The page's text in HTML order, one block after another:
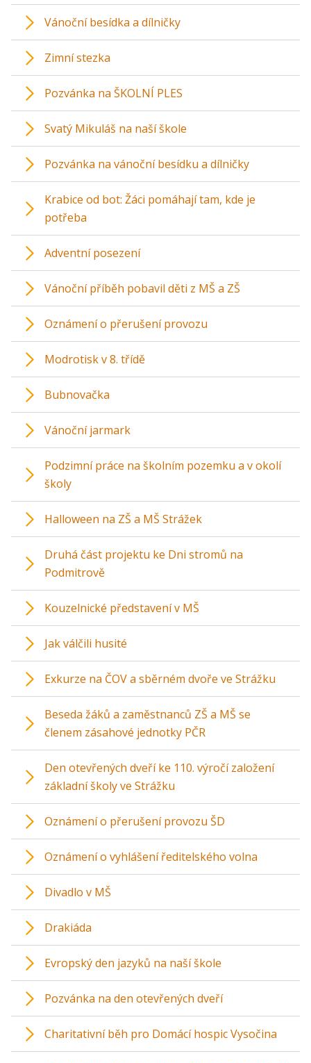
Vánoční besídka a dílničky
Zimní stezka
Pozvánka na ŠKOLNÍ PLES
Svatý Mikuláš na naší škole
Pozvánka na vánoční besídku a dílničky
Krabice od bot: Žáci pomáhají tam, kde je
potřeba
Adventní posezení
Vánoční příběh pobavil děti z MŠ a ZŠ
Oznámení o přerušení provozu
Modrotisk v 8. třídě
Bubnovačka
Vánoční jarmark
Podzimní práce na školním pozemku a v okolí
školy
Halloween na ZŠ a MŠ Strážek
Druhá část projektu ke Dni stromů na
Podmitrově
Kouzelnické představení v MŠ
Jak válčili husité
Exkurze na ČOV a sběrném dvoře ve Strážku
Beseda žáků a zaměstnanců ZŠ a MŠ se
členem zásahové jednotky PČR
Den otevřených dveří ke 110. výročí založení
základní školy ve Strážku
Oznámení o přerušení provozu ŠD
Oznámení o vyhlášení ředitelského volna
Divadlo v MŠ
Drakiáda
Evropský den jazyků na naší škole
Pozvánka na den otevřených dveří
Charitativní běh pro Domácí hospic Vysočina